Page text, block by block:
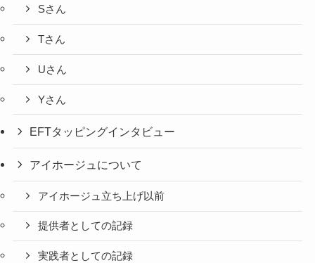
Sさん
Tさん
Uさん
Yさん
EFTタッピングインタビュー
アイホージュについて
アイホージュ立ち上げ以前
提供者としての記録
実践者としての記録